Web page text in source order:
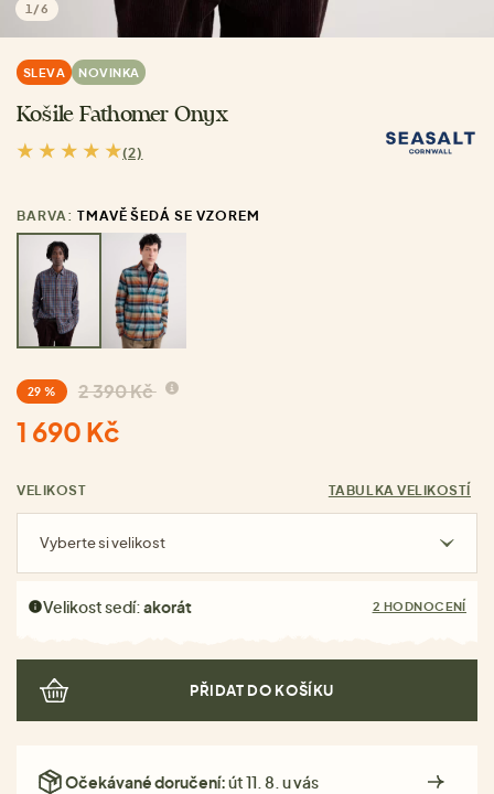
1 /6
SLEVA NOVINKA
Košile Fathomer Onyx
(2)
BARVA: TMAVĚ ŠEDÁ SE VZOREM
29 % 2 390 Kč
1 690 Kč
VELIKOST TABULKA VELIKOSTÍ
Vyberte si velikost
Velikost sedí:akorát 2 HODNOCENÍ
PŘIDAT DO KOŠÍKU
Očekávané doručení:út 11. 8. u vás